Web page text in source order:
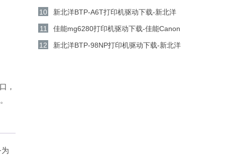
，
330打印机驱动 v6.74 中文版下载
10
新北洋BTP-A6T打印机驱动下载-新北洋
BTP-A6T打印机驱动 v1.0官方版下载
11
佳能mg6280打印机驱动下载-佳能Canon
PIXMA MG6280打印机驱动电脑版下载
12
新北洋BTP-98NP打印机驱动下载-新北洋